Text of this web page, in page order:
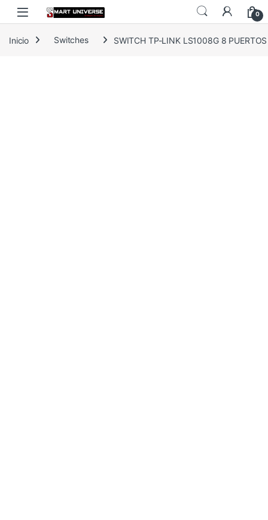
Skip to navigation
Skip to content
0
Inicio Switches SWITCH TP-LINK LS1008G 8